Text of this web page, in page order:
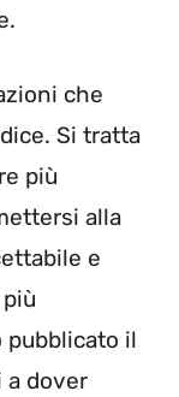
che
Si tratta
più
alla
e
pubblicato il
a dover